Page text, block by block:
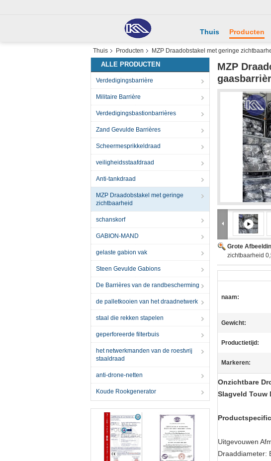
Thuis Producten
Thuis Producten MZP Draadobstakel met geringe
ALLE PRODUCTEN
Verdedigingsbarrière
Militaire Barrière
Verdedigingsbastionbarrières
Zand Gevulde Barrières
Scheermesprikkeldraad
veiligheidsstaafdraad
Anti-tankdraad
MZP Draadobstakel met geringe
zichtbaarheid
schanskorf
GABION-MAND
gelaste gabion vak
Steen Gevulde Gabions
De Barrières van de randbescherming
de palletkooien van het draadnetwerk
staal die rekken stapelen
geperforeerde filterbuis
het netwerkmanden van de roestvrij
staaldraad
anti-drone-netten
Koude Rookgenerator
MZP
Grote
zichtbaarheid
naam:
Gewicht:
Productietijd:
Markeren:
Onzichtbare
Slagveld Touw
Uitgevouwen
Draaddiameter: